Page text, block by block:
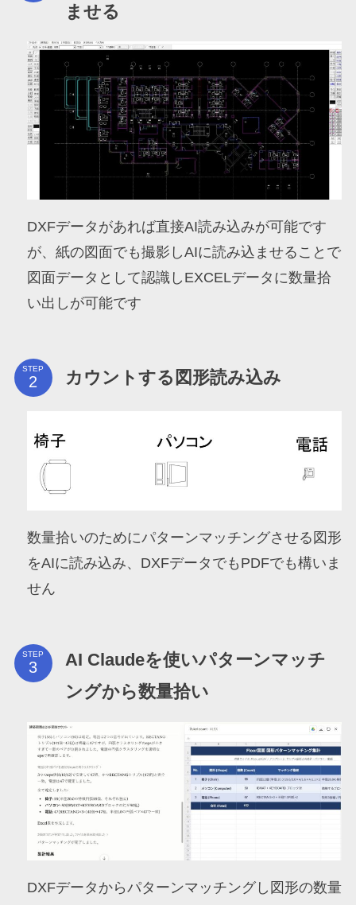
ませる
DXFデータがあれば直接AI読み込みが可能です
が、紙の図面でも撮影しAIに読み込ませることで
図面データとして認識しEXCELデータに数量拾
い出しが可能です
STEP カウントする図形読み込み
数量拾いのためにパターンマッチングさせる図形
をAIに読み込み、DXFデータでもPDFでも構いま
せん
STEP
AI Claudeを使いパターンマッチ
ングから数量拾い
DXFデータからパターンマッチングし図形の数量